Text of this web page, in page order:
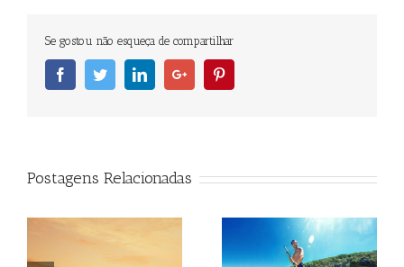
Se gostou não esqueça de compartilhar
FacebookTwitterLinkedinGoogleplus
Postagens Relacionadas